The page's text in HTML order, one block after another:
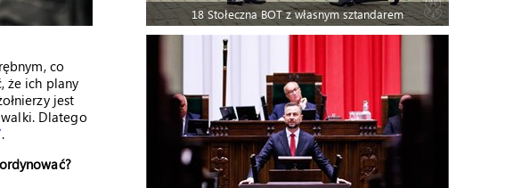
co
że ich plany
jest
Dlatego
.
18 Stołeczna BOT z własnym sztandarem